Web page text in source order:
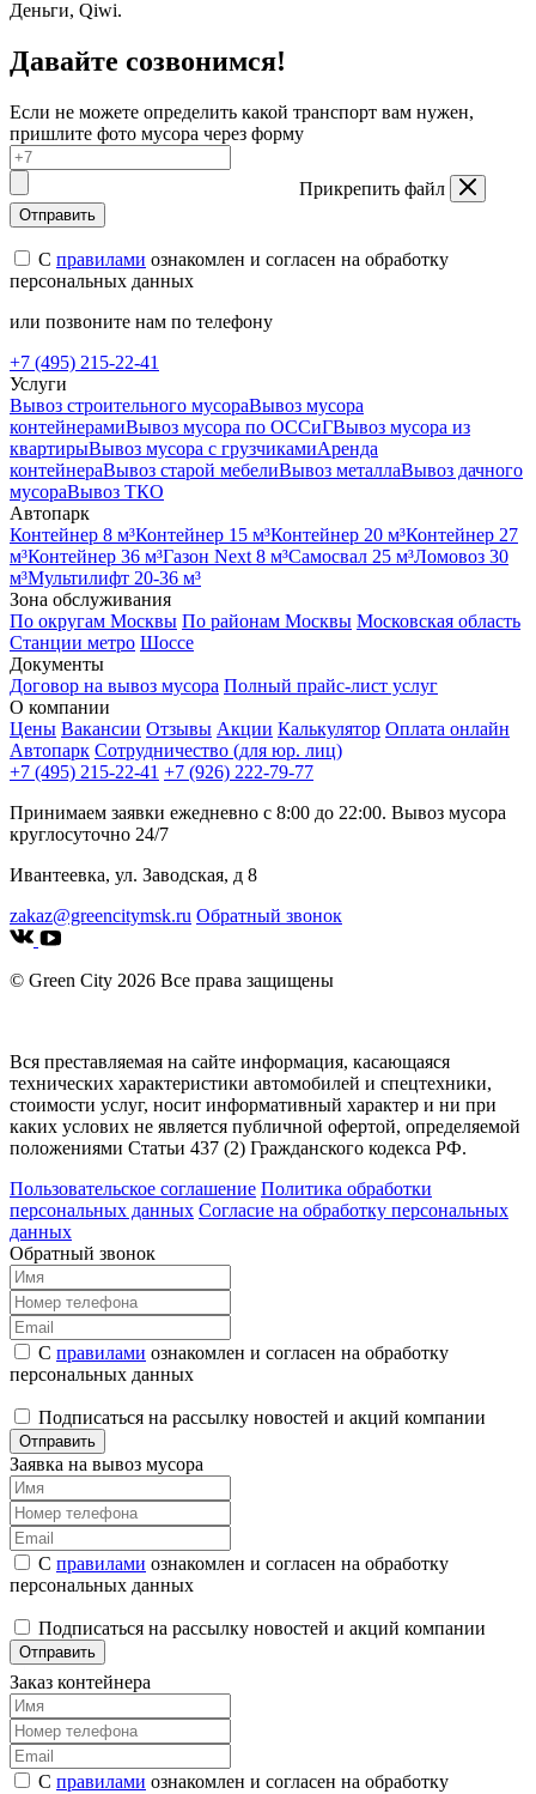
Деньги, Qiwi.
Давайте созвонимся!
Если не можете определить какой транспорт вам нужен,
пришлите фото мусора через форму
Прикрепить файл
Отправить
С правилами ознакомлен и согласен на обработку
персональных данных
или позвоните нам по телефону
+7 (495) 215-22-41
Услуги
Вывоз строительного мусораВывоз мусора
контейнерамиВывоз мусора по ОССиГВывоз мусора из
квартирыВывоз мусора с грузчикамиАренда
контейнераВывоз старой мебелиВывоз металлаВывоз дачного
мусораВывоз ТКО
Автопарк
Контейнер 8 м³Контейнер 15 м³Контейнер 20 м³Контейнер 27
м³Контейнер 36 м³Газон Next 8 м³Самосвал 25 м³Ломовоз 30
м³Мультилифт 20-36 м³
Зона обслуживания
По округам Москвы По районам Москвы Московская область
Станции метро Шоссе
Документы
Договор на вывоз мусора Полный прайс-лист услуг
О компании
Цены Вакансии Отзывы Акции Калькулятор Оплата онлайн
Автопарк Сотрудничество (для юр. лиц)
+7 (495) 215-22-41 +7 (926) 222-79-77
Принимаем заявки ежедневно с 8:00 до 22:00. Вывоз мусора
круглосуточно 24/7
Ивантеевка, ул. Заводская, д 8
zakaz@greencitymsk.ru Обратный звонок
© Green City 2026 Все права защищены
Вся преставляемая на сайте информация, касающаяся
технических характеристики автомобилей и спецтехники,
стоимости услуг, носит информативный характер и ни при
каких услових не является публичной офертой, определяемой
положениями Статьи 437 (2) Гражданского кодекса РФ.
Пользовательское соглашение Политика обработки
персональных данных Согласие на обработку персональных
данных
Обратный звонок
С правилами ознакомлен и согласен на обработку
персональных данных
Подписаться на рассылку новостей и акций компании
Отправить
Заявка на вывоз мусора
С правилами ознакомлен и согласен на обработку
персональных данных
Подписаться на рассылку новостей и акций компании
Отправить
Заказ контейнера
С правилами ознакомлен и согласен на обработку